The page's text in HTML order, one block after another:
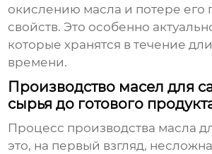
окислению масла и потере его
свойств. Это особенно
которые хранятся в течение
времени.
Производство масел для
сырья до готового
Процесс производства масла
это, на первый взгляд,